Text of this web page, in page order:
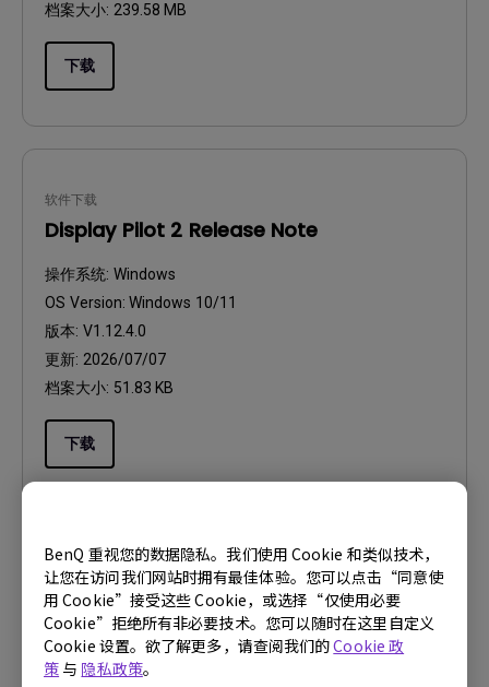
BenQ 重视您的数据隐私。我们使用 Cookie 和类似技术，
让您在访问我们网站时拥有最佳体验。您可以点击“同意使
用 Cookie”接受这些 Cookie，或选择“仅使用必要
Cookie”拒绝所有非必要技术。您可以随时在这里自定义
Cookie 设置。欲了解更多，请查阅我们的Cookie 政
策 与 隐私政策。
档案大小: 239.58 MB
下载
软件下载
Display Pilot 2 Release Note
操作系统: Windows
OS Version: Windows 10/11
版本: V1.12.4.0
更新: 2026/07/07
档案大小: 51.83 KB
下载
固件
Display Quickit for Win (Firmware
upgrade tool)
操作系统:Windows